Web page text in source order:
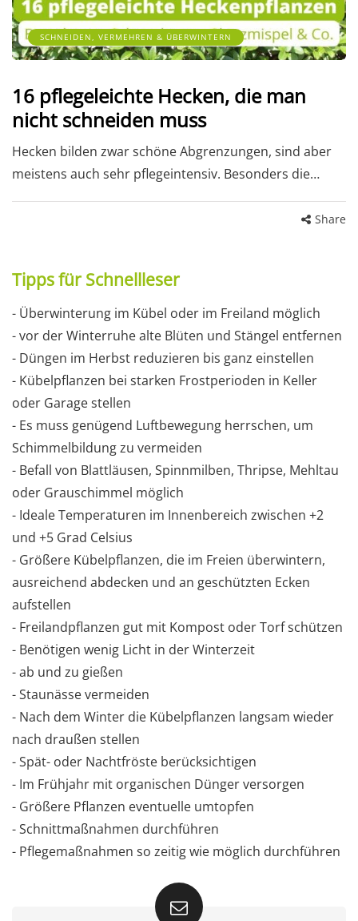
SCHNEIDEN, VERMEHREN & ÜBERWINTERN
16 pflegeleichte Hecken, die man
nicht schneiden muss
Hecken bilden zwar schöne Abgrenzungen, sind aber
meistens auch sehr pflegeintensiv. Besonders die…
Share
Tipps für Schnellleser
- Überwinterung im Kübel oder im Freiland möglich
- vor der Winterruhe alte Blüten und Stängel entfernen
- Düngen im Herbst reduzieren bis ganz einstellen
- Kübelpflanzen bei starken Frostperioden in Keller
oder Garage stellen
- Es muss genügend Luftbewegung herrschen, um
Schimmelbildung zu vermeiden
- Befall von Blattläusen, Spinnmilben, Thripse, Mehltau
oder Grauschimmel möglich
- Ideale Temperaturen im Innenbereich zwischen +2
und +5 Grad Celsius
- Größere Kübelpflanzen, die im Freien überwintern,
ausreichend abdecken und an geschützten Ecken
aufstellen
- Freilandpflanzen gut mit Kompost oder Torf schützen
- Benötigen wenig Licht in der Winterzeit
- ab und zu gießen
- Staunässe vermeiden
- Nach dem Winter die Kübelpflanzen langsam wieder
nach draußen stellen
- Spät- oder Nachtfröste berücksichtigen
- Im Frühjahr mit organischen Dünger versorgen
- Größere Pflanzen eventuelle umtopfen
- Schnittmaßnahmen durchführen
- Pflegemaßnahmen so zeitig wie möglich durchführen